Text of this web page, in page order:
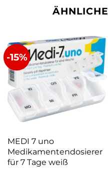
-15%
MEDI 7 uno
Medikamentendosierer
für 7 Tage weiß